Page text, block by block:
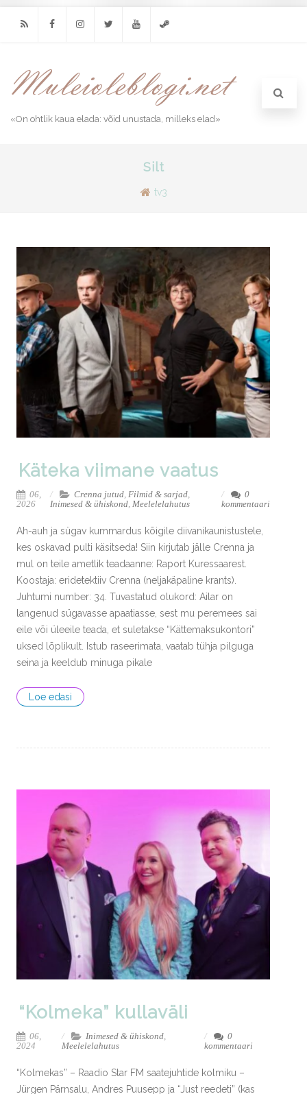
«On ohtlik kaua elada: võid unustada, milleks elad»
Silt
tv3
Käteka viimane vaatus
06,
2026
Crenna jutud Filmid & sarjad
Inimesed & ühiskond Meelelelahutus
0
kommentaari
Ah-auh ja sügav kummardus kõigile diivanikaunistustele,
kes oskavad pulti käsitseda! Siin kirjutab jälle Crenna ja
mul on teile ametlik teadaanne: Raport Kuressaarest.
Koostaja: eridetektiiv Crenna (neljakäpaline krants).
Juhtumi number: 34. Tuvastatud olukord: Ailar on
langenud sügavasse apaatiasse, sest mu peremees sai
eile või üleeile teada, et suletakse “Kättemaksukontori”
uksed lõplikult. Istub raseerimata, vaatab tühja pilguga
seina ja keeldub minuga pikale
Loe edasi
“Kolmeka” kullaväli
06,
2024
Inimesed & ühiskond,
Meelelelahutus
0
kommentaari
“Kolmekas” – Raadio Star FM saatejuhtide kolmiku –
Jürgen Pärnsalu, Andres Puusepp ja “Just reedeti” (kas